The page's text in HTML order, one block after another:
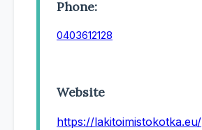
Phone:
0403612128
Website
https://lakitoimistokotka.eu/